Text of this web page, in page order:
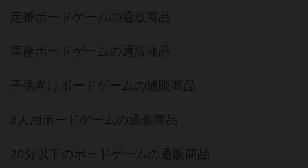
定番ボードゲームの通販商品
国産ボードゲームの通販商品
子供向けボードゲームの通販商品
2人用ボードゲームの通販商品
20分以下のボードゲームの通販商品